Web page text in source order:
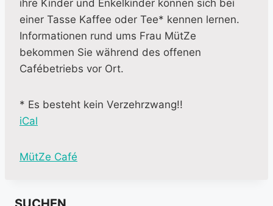
ihre Kinder und Enkelkinder können sich bei
einer Tasse Kaffee oder Tee* kennen lernen.
Informationen rund ums Frau MütZe
bekommen Sie während des offenen
Cafébetriebs vor Ort.
* Es besteht kein Verzehrzwang!!
iCal
M
MütZe Café